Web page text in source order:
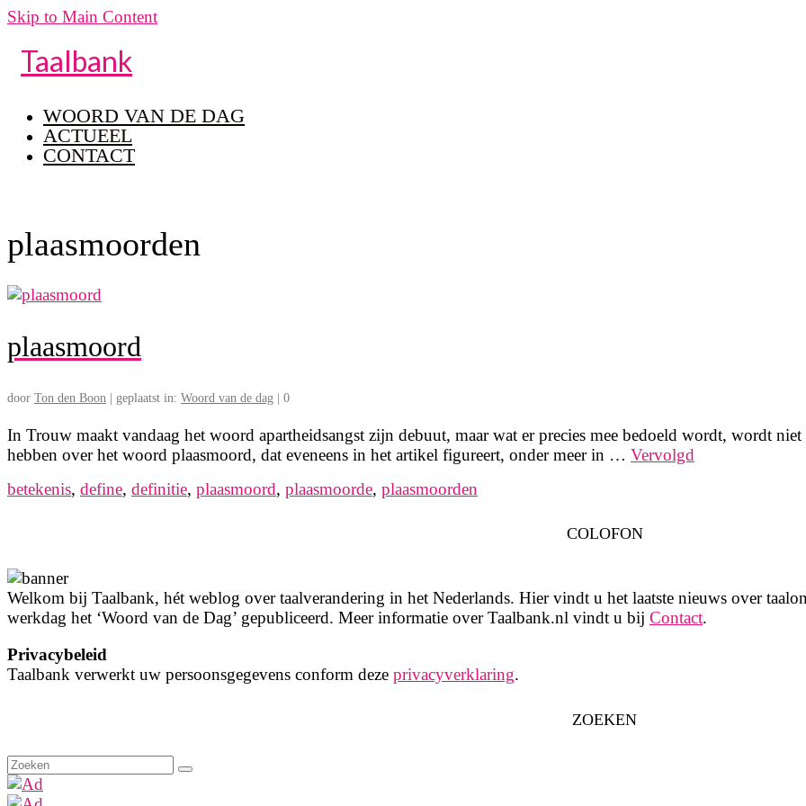
Skip to Main Content
Taalbank
WOORD VAN DE DAG
ACTUEEL
CONTACT
plaasmoorden
plaasmoord
door Ton den Boon geplaatst in: Woord van de dag 0
In Trouw maakt vandaag het woord apartheidsangst zijn debuut, maar wat er precies mee bedoeld wordt, wordt
hebben over het woord plaasmoord, dat eveneens in het artikel figureert, onder meer in … Vervolgd
betekenis, define, definitie, plaasmoord, plaasmoorde, plaasmoorden
COLOFON
Welkom bij Taalbank, hét weblog over taalverandering in het Nederlands. Hier vindt u het laatste nieuws over
werkdag het ‘Woord van de Dag’ gepubliceerd. Meer informatie over Taalbank.nl vindt u bij Contact.
Privacybeleid
Taalbank verwerkt uw persoonsgegevens conform deze privacyverklaring.
ZOEKEN
Zoeken
naar: